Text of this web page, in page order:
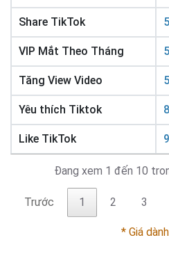
Share TikTok
VIP Mắt Theo Tháng
Tăng View Video
Yêu thích Tiktok
Like TikTok
Đang xem 1 đến 10
Trước 1 2 3
* Giá